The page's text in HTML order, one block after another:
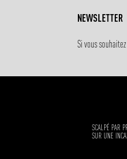
NEWSLETTER
Si vous
SCALPÉ PAR
SUR UNE